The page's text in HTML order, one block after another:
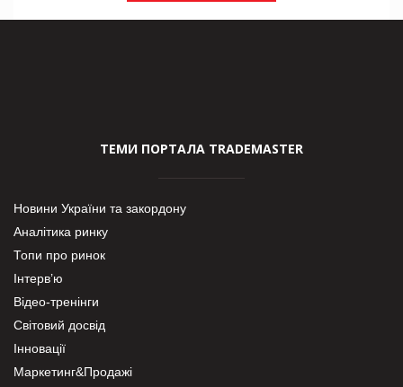
ТЕМИ ПОРТАЛА TRADEMASTER
Новини України та закордону
Аналітика ринку
Топи про ринок
Інтерв’ю
Відео-тренінги
Світовий досвід
Інновації
Маркетинг&Продажі